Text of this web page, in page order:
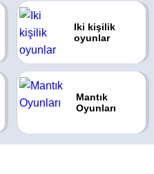
Iki kişilik
oyunlar
Mantık
Oyunları